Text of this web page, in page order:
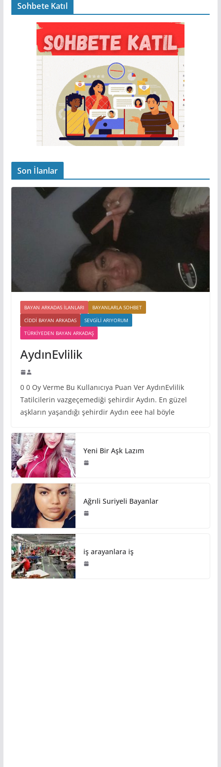
Sohbete Katıl
Son İlanlar
BAYAN ARKADAS ILANLARI
BAYANLARLA SOHBET
CIDDI BAYAN ARKADAS
SEVGILI ARIYORUM
TÜRKIYEDEN BAYAN ARKADAŞ
AydınEvlilik
0 0 Oy Verme Bu Kullanıcıya Puan Ver AydınEvlilik
Tatilcilerin vazgeçemediği şehirdir Aydın. En güzel
aşkların yaşandığı şehirdir Aydın eee hal böyle
Yeni Bir Aşk Lazım
Ağrıli Suriyeli Bayanlar
iş arayanlara iş